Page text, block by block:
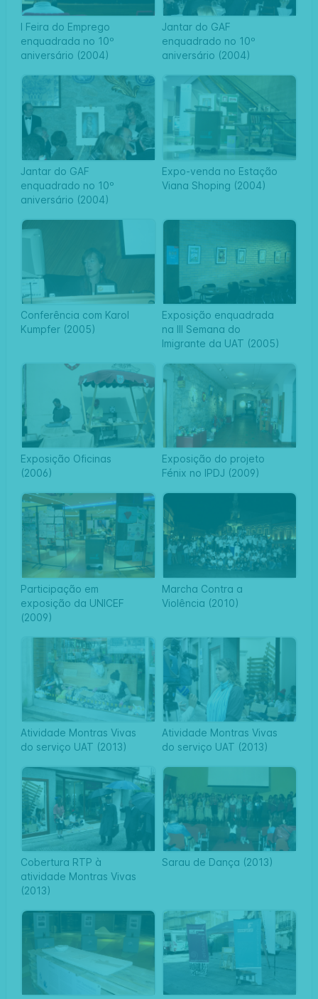
I Feira do Emprego
enquadrada no 10º
aniversário (2004)
Jantar do GAF
enquadrado no 10º
aniversário (2004)
Jantar do GAF
enquadrado no 10º
aniversário (2004)
Expo-venda no Estação
Viana Shoping (2004)
Conferência com Karol
Kumpfer (2005)
Exposição enquadrada
na III Semana do
Imigrante da UAT (2005)
Exposição Oficinas
(2006)
Exposição do projeto
Fénix no IPDJ (2009)
Participação em
exposição da UNICEF
(2009)
Marcha Contra a
Violência (2010)
Atividade Montras Vivas
do serviço UAT (2013)
Atividade Montras Vivas
do serviço UAT (2013)
Cobertura RTP à
atividade Montras Vivas
(2013)
Sarau de Dança (2013)